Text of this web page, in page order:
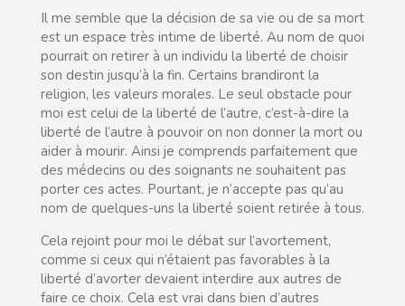
Il me semble que la décision de sa vie ou de sa mort
est un espace très intime de liberté. Au nom de quoi
pourrait on retirer à un individu la liberté de choisir
son destin jusqu’à la fin. Certains brandiront la
religion, les valeurs morales. Le seul obstacle pour
moi est celui de la liberté de l’autre, c’est-à-dire la
liberté de l’autre à pouvoir on non donner la mort ou
aider à mourir. Ainsi je comprends parfaitement que
des médecins ou des soignants ne souhaitent pas
porter ces actes. Pourtant, je n’accepte pas qu’au
nom de quelques-uns la liberté soient retirée à tous.
Cela rejoint pour moi le débat sur l’avortement,
comme si ceux qui n’étaient pas favorables à la
liberté d’avorter devaient interdire aux autres de
faire ce choix. Cela est vrai dans bien d’autres